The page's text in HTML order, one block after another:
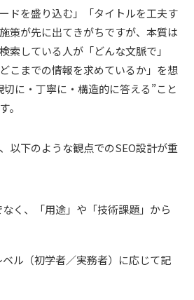
ドを盛り込む」「タイトルを工夫す
策が先に出てきがちですが、本質は
索している人が「どんな文脈で」
こまでの情報を求めているか」を想
に・丁寧に・構造的に答える”こと
。
以下のような観点でのSEO設計が重
く、「用途」や「技術課題」から
ル（初学者／実務者）に応じて記